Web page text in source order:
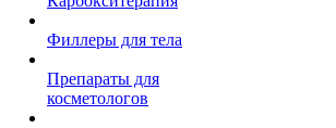
Филлеры для тела
Препараты для
косметологов